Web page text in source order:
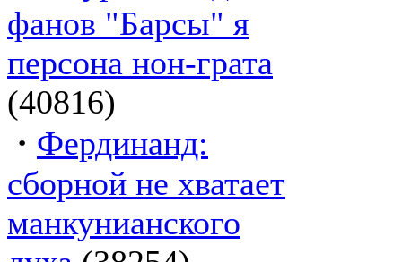
фанов "Барсы" я
персона нон-грата
(40816)
· Фердинанд:
сборной не хватает
манкунианского